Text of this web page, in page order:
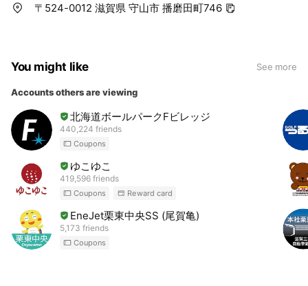
〒524-0012 滋賀県 守山市 播磨田町746
You might like See more
Accounts others are viewing
北海道ボールパークFビレッジ
440,224 friends
Coupons
ゆこゆこ
419,596 friends
Coupons Reward card
EneJet栗東中央SS (尾賀亀)
5,173 friends
Coupons